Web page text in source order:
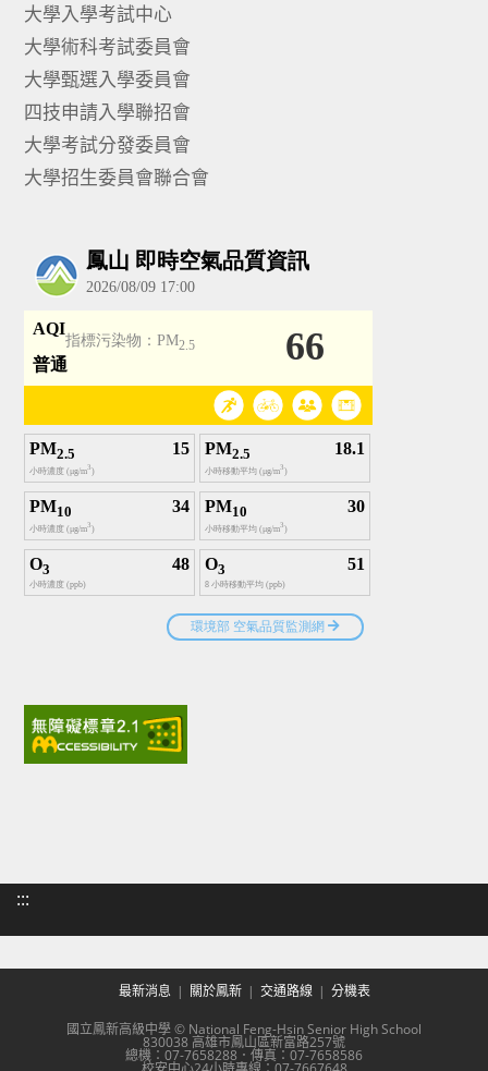
大學入學考試中心
大學術科考試委員會
大學甄選入學委員會
四技申請入學聯招會
大學考試分發委員會
大學招生委員會聯合會
:::
最新消息 關於鳳新 交通路線 分機表
國立鳳新高級中學 © National Feng-Hsin Senior High School
830038 高雄市鳳山區新富路257號
總機：07-7658288．傳真：07-7658586